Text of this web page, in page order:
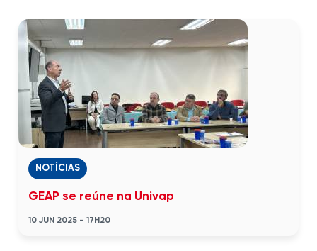
NOTÍCIAS
GEAP se reúne na Univap
10 JUN 2025 - 17H20